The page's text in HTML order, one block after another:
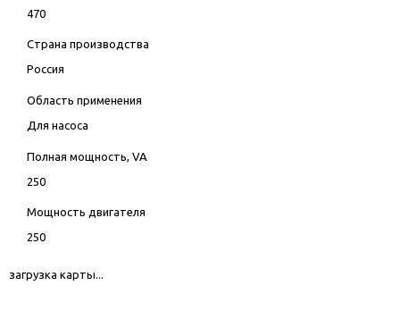
470
Страна производства
Россия
Область применения
Для насоса
Полная мощность, VA
250
Мощность двигателя
250
загрузка карты...